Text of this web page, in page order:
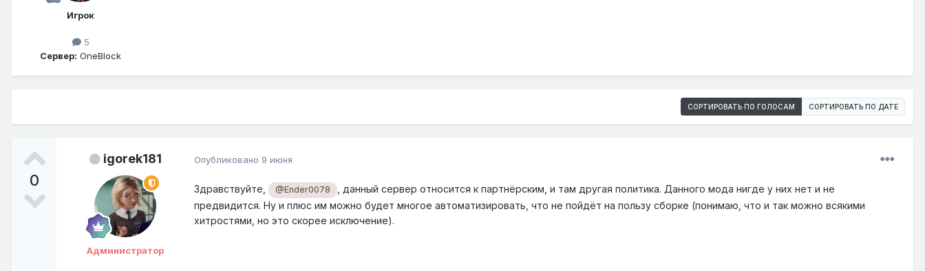
Игрок
5
Сервер: OneBlock
СОРТИРОВАТЬ ПО ГОЛОСАМ СОРТИРОВАТЬ ПО ДАТЕ
0
igorek181
Администратор
Опубликовано 9 июня
Здравствуйте, @Ender0078
, данный сервер относится к партнёрским, и там другая политика. Данного мода нигде у них нет и не
предвидится. Ну и плюс им можно будет многое автоматизировать, что не пойдёт на пользу сборке (понимаю, что и так можно всякими
хитростями, но это скорее исключение).